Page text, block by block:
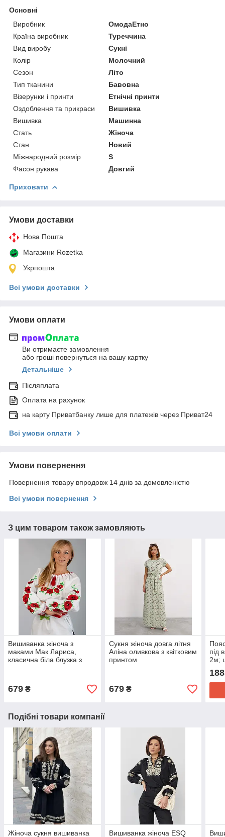
Основні
Виробник
ОмодаЕтно
Країна виробник
Туреччина
Вид виробу
Сукні
Колір
Молочний
Сезон
Літо
Тип тканини
Бавовна
Візерунки і принти
Етнічні принти
Оздоблення та прикраси
Вишивка
Вишивка
Машинна
Стать
Жіноча
Стан
Новий
Міжнародний розмір
S
Фасон рукава
Довгий
Приховати
Умови доставки
Нова Пошта
Магазини Rozetka
Укрпошта
Всі умови доставки
Умови оплати
Ви отримаєте замовлення
або гроші повернуться на вашу картку
Детальніше
Післяплата
Оплата на рахунок
на карту Приватбанку лише для платежів через Приват24
Всі умови оплати
Умови повернення
Повернення товару впродовж 14 днів за домовленістю
Всі умови повернення
З цим товаром також замовляють
Вишиванка жіноча з
маками Мак Лариса,
класична біла блузка з
679 ₴
Сукня жіноча довга літня
Аліна оливкова з квітковим
принтом
679₴
під
2м;
188
Подібні товари компанії
Жіноча сукня вишиванка
Вишиванка жіноча ESQ